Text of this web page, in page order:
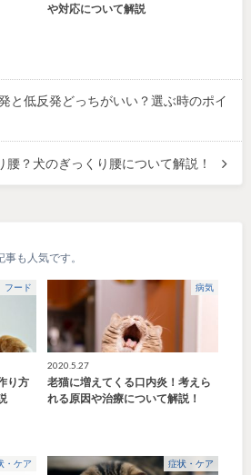
や対応について解説
と低反発どっちがいい？選ぶ時のポイ
腰？犬のぎっくり腰について解説！
事も人気です。
フード
り方
病気
2020.5.27
老猫に増えてくる口内炎！考えら
れる原因や治療について解説！
・ケア 症状・ケア